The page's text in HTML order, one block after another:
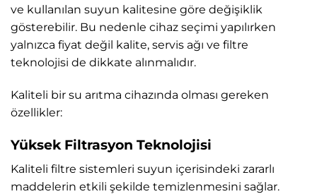
ve kullanılan suyun kalitesine göre değişiklik
gösterebilir. Bu nedenle cihaz seçimi yapılırken
yalnızca fiyat değil kalite, servis ağı ve filtre
teknolojisi de dikkate alınmalıdır.
Kaliteli bir su arıtma cihazında olması gereken
özellikler:
Yüksek Filtrasyon Teknolojisi
Kaliteli filtre sistemleri suyun içerisindeki zararlı
maddelerin etkili şekilde temizlenmesini sağlar.